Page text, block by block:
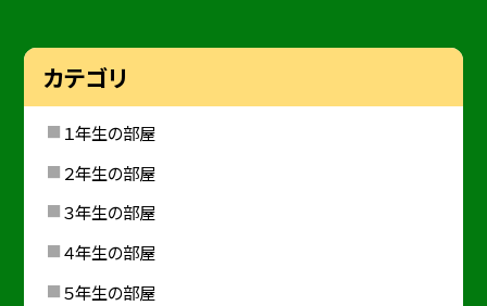
カテゴリ
１年生の部屋
２年生の部屋
３年生の部屋
４年生の部屋
５年生の部屋